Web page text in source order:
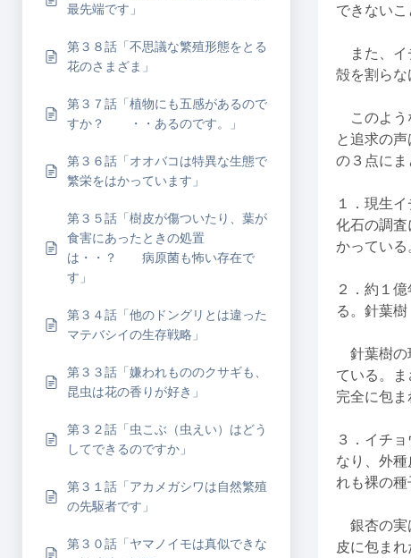
最先端です」
第３８話「不思議な繁殖形態をとる
花のさまざま」
第３７話「植物にも五感があるので
すか？ ・・あるのです。」
第３６話「オオバコは特異な生態で
繁栄をはかっています」
第３５話「樹皮が傷ついたり、葉が
食害にあったときの処置
は・・？ 病原菌も怖い存在で
す」
第３４話「他のドングリとは違った
マテバシイの生存戦略」
第３３話「嫌われもののクサギも、
昆虫は花の香りが好き」
第３２話「虫こぶ（虫えい）はどう
してできるのですか」
第３１話「アカメガシワは自然繁殖
の先駆者です」
第３０話「ヤマノイモは真似できな
できない
また、イ
殻を割らな
このよう
と追求の
の３点にま
１．現生
化石の調
かっている
２．約１
る。針葉
針葉樹の
ている。
完全に包ま
３．イチ
なり、外
れも裸の種
銀杏の実
皮に包ま